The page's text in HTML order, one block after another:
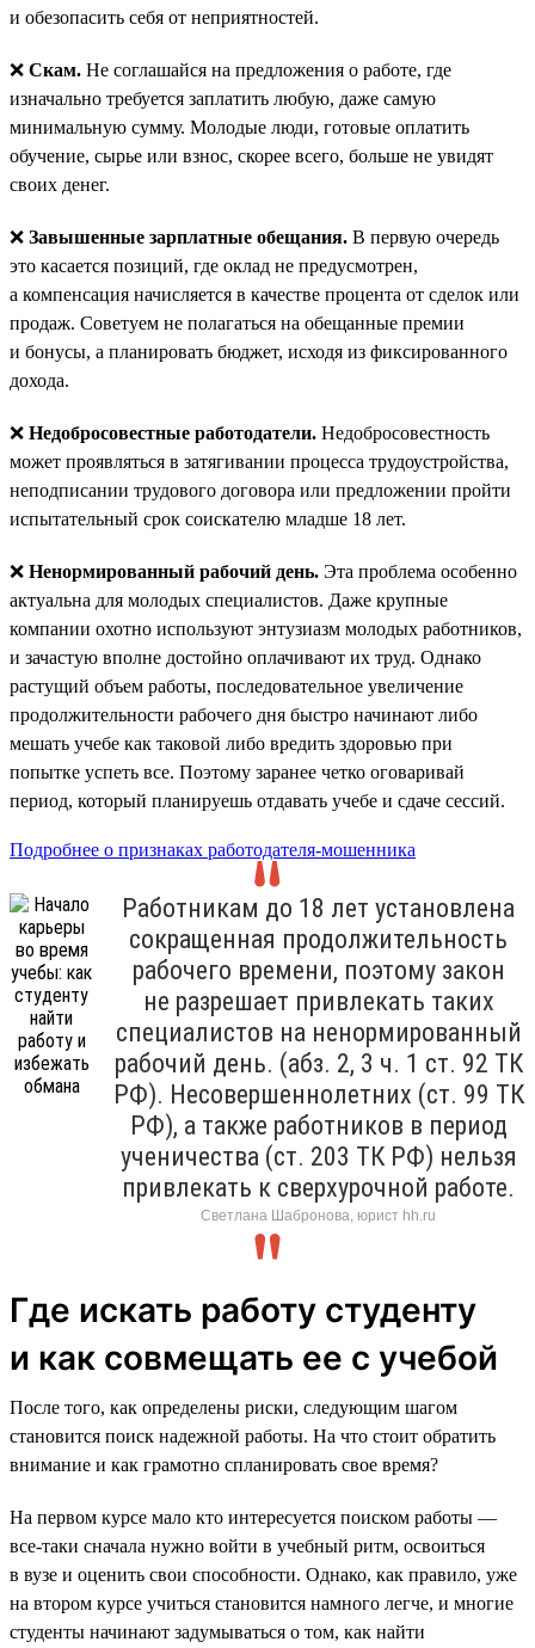
и обезопасить себя от неприятностей.
❌ Скам. Не соглашайся на предложения о работе, где
изначально требуется заплатить любую, даже самую
минимальную сумму. Молодые люди, готовые оплатить
обучение, сырье или взнос, скорее всего, больше не увидят
своих денег.
❌ Завышенные зарплатные обещания. В первую очередь
это касается позиций, где оклад не предусмотрен,
а компенсация начисляется в качестве процента от сделок или
продаж. Советуем не полагаться на обещанные премии
и бонусы, а планировать бюджет, исходя из фиксированного
дохода.
❌ Недобросовестные работодатели. Недобросовестность
может проявляться в затягивании процесса трудоустройства,
неподписании трудового договора или предложении пройти
испытательный срок соискателю младше 18 лет.
❌ Ненормированный рабочий день. Эта проблема особенно
актуальна для молодых специалистов. Даже крупные
компании охотно используют энтузиазм молодых работников,
и зачастую вполне достойно оплачивают их труд. Однако
растущий объем работы, последовательное увеличение
продолжительности рабочего дня быстро начинают либо
мешать учебе как таковой либо вредить здоровью при
попытке успеть все. Поэтому заранее четко оговаривай
период, который планируешь отдавать учебе и сдаче сессий.
Подробнее о признаках работодателя-мошенника
Работникам до 18 лет установлена
сокращенная продолжительность
рабочего времени, поэтому закон
не разрешает привлекать таких
специалистов на ненормированный
рабочий день. (абз. 2, 3 ч. 1 ст. 92 ТК
РФ). Несовершеннолетних (ст. 99 ТК
РФ), а также работников в период
ученичества (ст. 203 ТК РФ) нельзя
привлекать к сверхурочной работе.
Светлана Шабронова, юрист hh.ru
Где искать работу студенту
и как совмещать ее с учебой
После того, как определены риски, следующим шагом
становится поиск надежной работы. На что стоит обратить
внимание и как грамотно спланировать свое время?
На первом курсе мало кто интересуется поиском работы —
все-таки сначала нужно войти в учебный ритм, освоиться
в вузе и оценить свои способности. Однако, как правило, уже
на втором курсе учиться становится намного легче, и многие
студенты начинают задумываться о том, как найти